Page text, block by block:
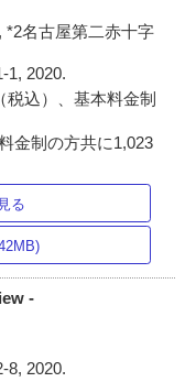
*2名古屋第二赤十字
1, 2020.
込）、基本料金制
金制の方共に1,023
る
-
8, 2020.